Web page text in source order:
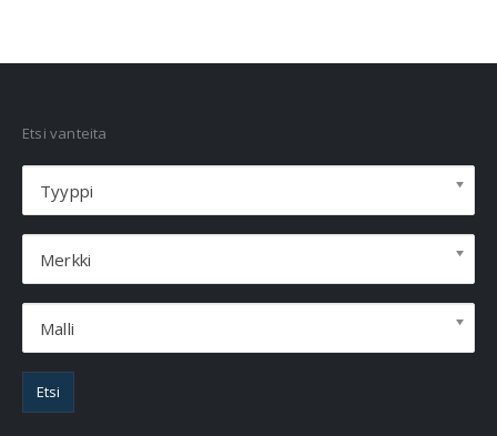
Etsi vanteita
Tyyppi
Merkki
Malli
Etsi